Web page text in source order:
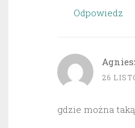
Odpowiedz
26
gdzie można taką